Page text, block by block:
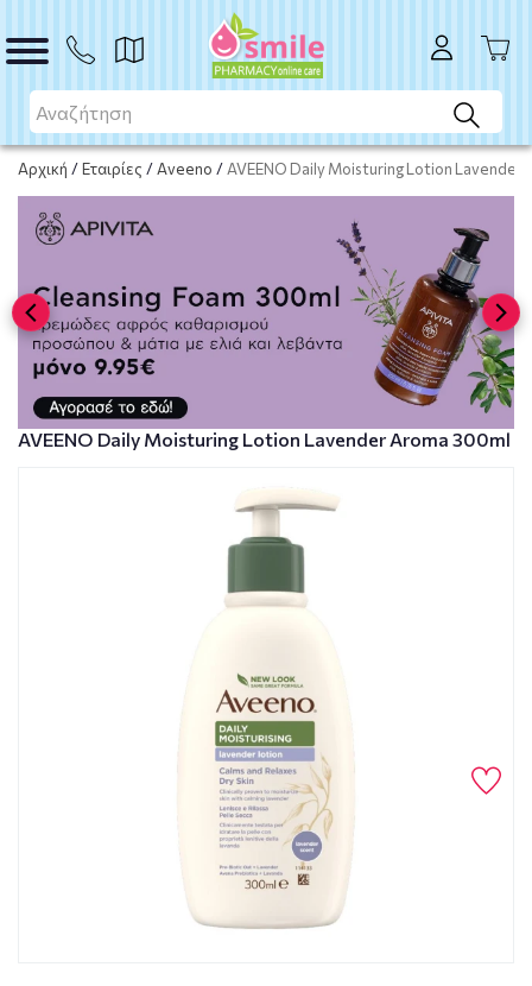
Αρχική /Εταιρίες / Aveeno / AVEENO Daily Moisturing Lotion Lavender
ΑΓΟΡΑ
AVEENO Daily Moisturing Lotion Lavender Aroma 300ml